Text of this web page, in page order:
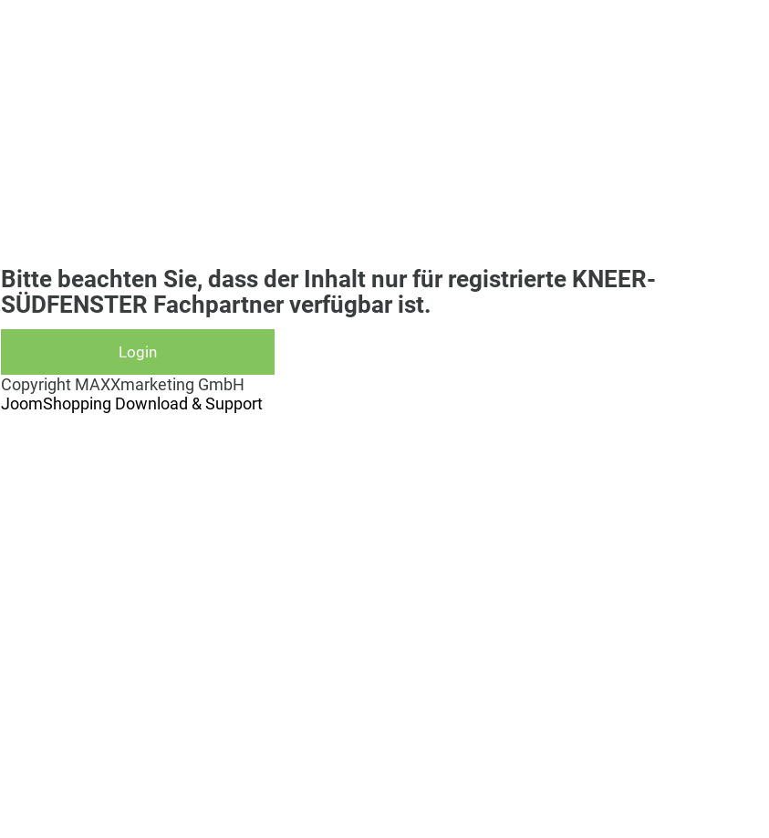
Bitte beachten Sie, dass der Inhalt nur für registrierte KNEER-
SÜDFENSTER Fachpartner verfügbar ist.
Copyright MAXXmarketing GmbH
JoomShopping Download & Support